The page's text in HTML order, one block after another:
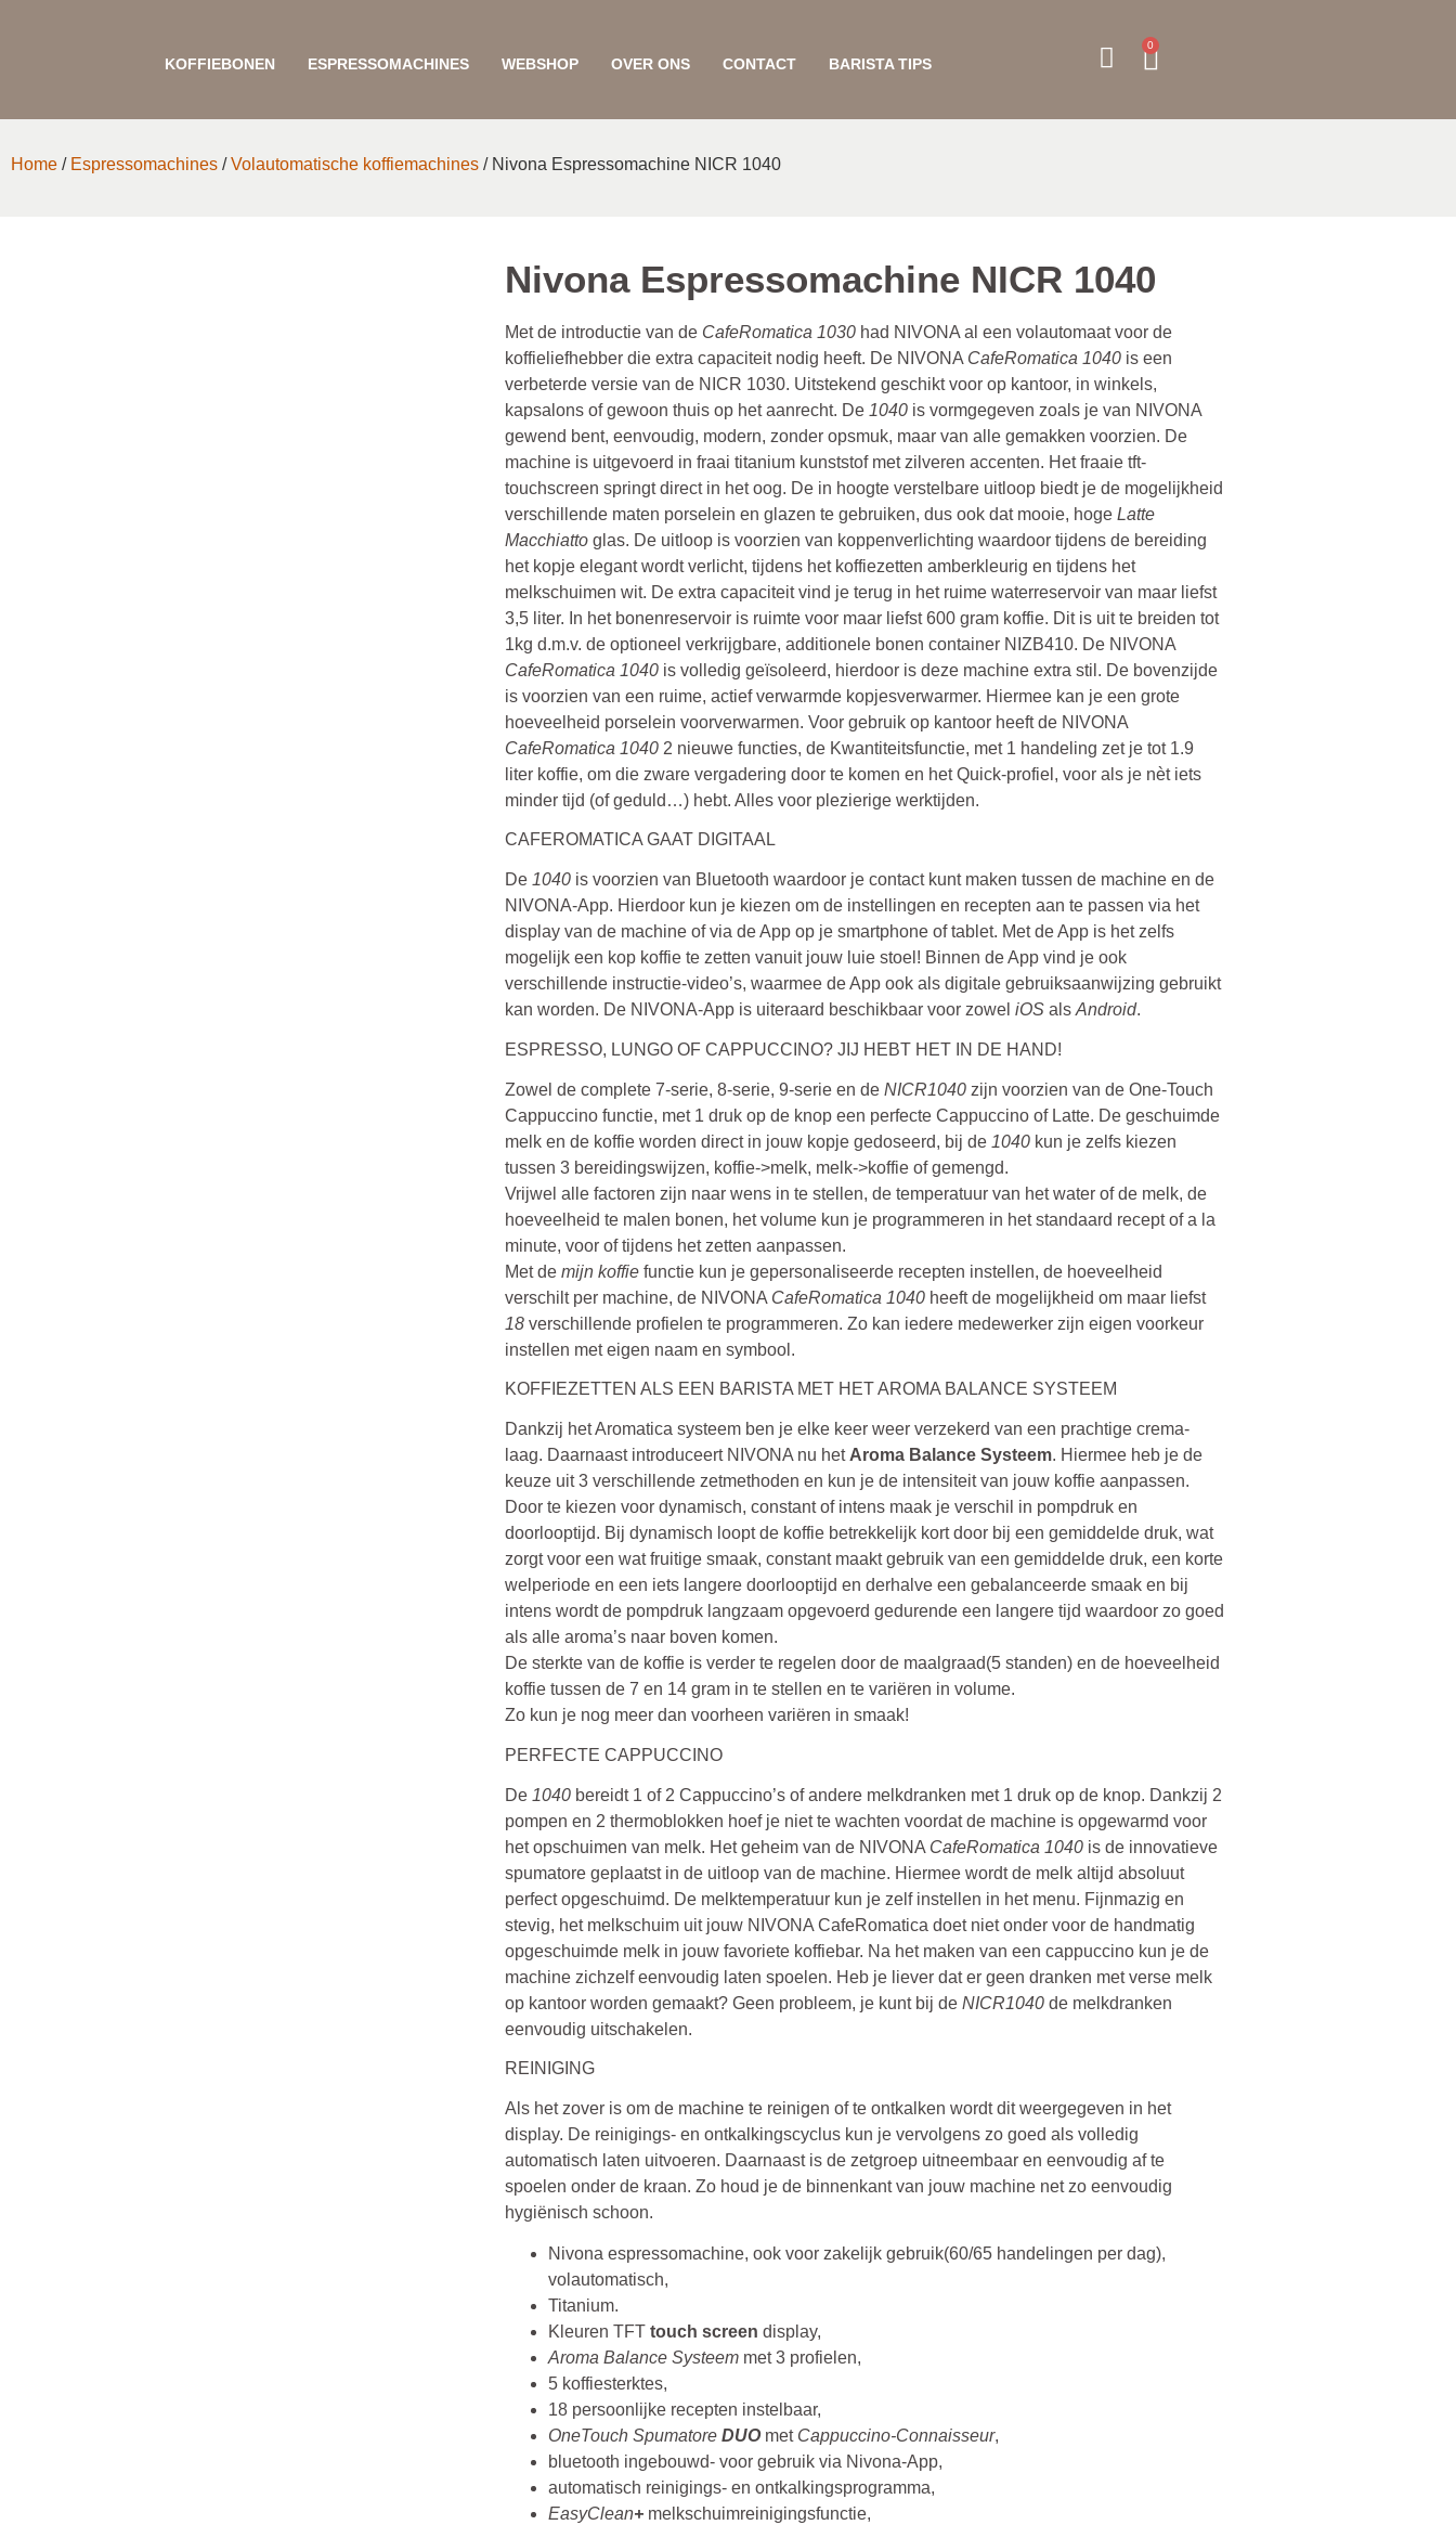
KOFFIEBONEN ESPRESSOMACHINES WEBSHOP OVER ONS CONTACT BARISTA TIPS
0
Home / Espressomachines /Volautomatische koffiemachines / Nivona Espressomachine NICR 1040
Nivona Espressomachine NICR 1040
Met de introductie van de CafeRomatica 1030 had NIVONA al een volautomaat voor de
koffieliefhebber die extra capaciteit nodig heeft. De NIVONA CafeRomatica 1040 is een
verbeterde versie van de NICR 1030. Uitstekend geschikt voor op kantoor, in winkels,
kapsalons of gewoon thuis op het aanrecht. De 1040 is vormgegeven zoals je van NIVONA
gewend bent, eenvoudig, modern, zonder opsmuk, maar van alle gemakken voorzien. De
machine is uitgevoerd in fraai titanium kunststof met zilveren accenten. Het fraaie tft-
touchscreen springt direct in het oog. De in hoogte verstelbare uitloop biedt je de mogelijkheid
verschillende maten porselein en glazen te gebruiken, dus ook dat mooie, hoge Latte
Macchiatto glas. De uitloop is voorzien van koppenverlichting waardoor tijdens de bereiding
het kopje elegant wordt verlicht, tijdens het koffiezetten amberkleurig en tijdens het
melkschuimen wit. De extra capaciteit vind je terug in het ruime waterreservoir van maar liefst
3,5 liter. In het bonenreservoir is ruimte voor maar liefst 600 gram koffie. Dit is uit te breiden tot
1kg d.m.v. de optioneel verkrijgbare, additionele bonen container NIZB410. De NIVONA
CafeRomatica 1040 is volledig geïsoleerd, hierdoor is deze machine extra stil. De bovenzijde
is voorzien van een ruime, actief verwarmde kopjesverwarmer. Hiermee kan je een grote
hoeveelheid porselein voorverwarmen. Voor gebruik op kantoor heeft de NIVONA
CafeRomatica 1040 2 nieuwe functies, de Kwantiteitsfunctie, met 1 handeling zet je tot 1.9
liter koffie, om die zware vergadering door te komen en het Quick-profiel, voor als je nèt iets
minder tijd (of geduld…) hebt. Alles voor plezierige werktijden.
CAFEROMATICA GAAT DIGITAAL
De 1040 is voorzien van Bluetooth waardoor je contact kunt maken tussen de machine en de
NIVONA-App. Hierdoor kun je kiezen om de instellingen en recepten aan te passen via het
display van de machine of via de App op je smartphone of tablet. Met de App is het zelfs
mogelijk een kop koffie te zetten vanuit jouw luie stoel! Binnen de App vind je ook
verschillende instructie-video’s, waarmee de App ook als digitale gebruiksaanwijzing gebruikt
kan worden. De NIVONA-App is uiteraard beschikbaar voor zowel iOS als Android.
ESPRESSO, LUNGO OF CAPPUCCINO? JIJ HEBT HET IN DE HAND!
Zowel de complete 7-serie, 8-serie, 9-serie en de NICR1040 zijn voorzien van de One-Touch
Cappuccino functie, met 1 druk op de knop een perfecte Cappuccino of Latte. De geschuimde
melk en de koffie worden direct in jouw kopje gedoseerd, bij de 1040 kun je zelfs kiezen
tussen 3 bereidingswijzen, koffie->melk, melk->koffie of gemengd.
Vrijwel alle factoren zijn naar wens in te stellen, de temperatuur van het water of de melk, de
hoeveelheid te malen bonen, het volume kun je programmeren in het standaard recept of a la
minute, voor of tijdens het zetten aanpassen.
Met de mijn koffie functie kun je gepersonaliseerde recepten instellen, de hoeveelheid
verschilt per machine, de NIVONA CafeRomatica 1040 heeft de mogelijkheid om maar liefst
18 verschillende profielen te programmeren. Zo kan iedere medewerker zijn eigen voorkeur
instellen met eigen naam en symbool.
KOFFIEZETTEN ALS EEN BARISTA MET HET AROMA BALANCE SYSTEEM
Dankzij het Aromatica systeem ben je elke keer weer verzekerd van een prachtige crema-
laag. Daarnaast introduceert NIVONA nu het Aroma Balance Systeem. Hiermee heb je de
keuze uit 3 verschillende zetmethoden en kun je de intensiteit van jouw koffie aanpassen.
Door te kiezen voor dynamisch, constant of intens maak je verschil in pompdruk en
doorlooptijd. Bij dynamisch loopt de koffie betrekkelijk kort door bij een gemiddelde druk, wat
zorgt voor een wat fruitige smaak, constant maakt gebruik van een gemiddelde druk, een korte
welperiode en een iets langere doorlooptijd en derhalve een gebalanceerde smaak en bij
intens wordt de pompdruk langzaam opgevoerd gedurende een langere tijd waardoor zo goed
als alle aroma’s naar boven komen.
De sterkte van de koffie is verder te regelen door de maalgraad(5 standen) en de hoeveelheid
koffie tussen de 7 en 14 gram in te stellen en te variëren in volume.
Zo kun je nog meer dan voorheen variëren in smaak!
PERFECTE CAPPUCCINO
De 1040 bereidt 1 of 2 Cappuccino’s of andere melkdranken met 1 druk op de knop. Dankzij 2
pompen en 2 thermoblokken hoef je niet te wachten voordat de machine is opgewarmd voor
het opschuimen van melk. Het geheim van de NIVONA CafeRomatica 1040 is de innovatieve
spumatore geplaatst in de uitloop van de machine. Hiermee wordt de melk altijd absoluut
perfect opgeschuimd. De melktemperatuur kun je zelf instellen in het menu. Fijnmazig en
stevig, het melkschuim uit jouw NIVONA CafeRomatica doet niet onder voor de handmatig
opgeschuimde melk in jouw favoriete koffiebar. Na het maken van een cappuccino kun je de
machine zichzelf eenvoudig laten spoelen. Heb je liever dat er geen dranken met verse melk
op kantoor worden gemaakt? Geen probleem, je kunt bij de NICR1040 de melkdranken
eenvoudig uitschakelen.
REINIGING
Als het zover is om de machine te reinigen of te ontkalken wordt dit weergegeven in het
display. De reinigings- en ontkalkingscyclus kun je vervolgens zo goed als volledig
automatisch laten uitvoeren. Daarnaast is de zetgroep uitneembaar en eenvoudig af te
spoelen onder de kraan. Zo houd je de binnenkant van jouw machine net zo eenvoudig
hygiënisch schoon.
Nivona espressomachine, ook voor zakelijk gebruik(60/65 handelingen per dag),
volautomatisch,
Titanium.
Kleuren TFT touch screen display,
Aroma Balance Systeem met 3 profielen,
5 koffiesterktes,
18 persoonlijke recepten instelbaar,
OneTouch Spumatore DUO metCappuccino-Connaisseur,
bluetooth ingebouwd- voor gebruik via Nivona-App,
automatisch reinigings- en ontkalkingsprogramma,
EasyClean+ melkschuimreinigingsfunctie,